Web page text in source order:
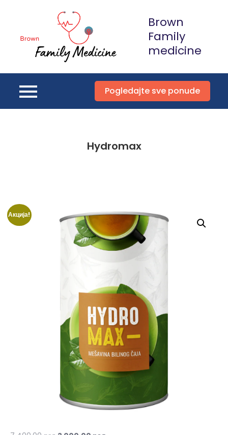
Brown
Family
medicine
Pogledajte sve ponude
Hydromax
Акција!